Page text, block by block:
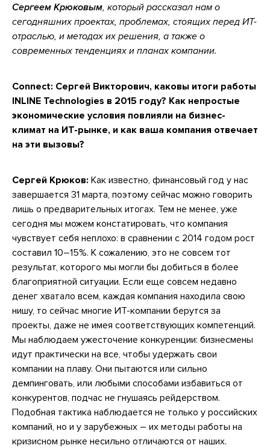
Сергеем Крюковым, который рассказал нам о
сегодняшних проектах, проблемах, стоящих перед ИТ-
отраслью, и методах их решения, а также о
современных тенденциях и планах компании.
Connect: Сергей Викторович, каковы итоги работы
INLINE Technologies в 2015 году? Как непростые
экономические условия повлияли на бизнес-
климат на ИТ-рынке, и как ваша компания отвечает
на эти вызовы?
Сергей Крюков: Как известно, финансовый год у нас
завершается 31 марта, поэтому сейчас можно говорить
лишь о предварительных итогах. Тем не менее, уже
сегодня мы можем констатировать, что компания
чувствует себя неплохо: в сравнении с 2014 годом рост
составил 10–15%. К сожалению, это не совсем тот
результат, которого мы могли бы добиться в более
благоприятной ситуации. Если еще совсем недавно
денег хватало всем, каждая компания находила свою
нишу, то сейчас многие ИТ-компании берутся за
проекты, даже не имея соответствующих компетенций.
Мы наблюдаем ужесточение конкуренции: бизнесмены
идут практически на все, чтобы удержать свои
компании на плаву. Они пытаются или сильно
демпинговать, или любыми способами избавиться от
конкурентов, подчас не гнушаясь рейдерством.
Подобная тактика наблюдается не только у российских
компаний, но и у зарубежных – их методы работы на
кризисном рынке несильно отличаются от наших.